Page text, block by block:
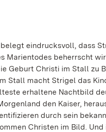
eindrucksvoll, dass
Marientodes beherrscht
Geburt Christi im Stall zu
Stall macht Strigel das
erhaltene Nachtbild
den Kaiser,
durch sein
Christen im Bild.